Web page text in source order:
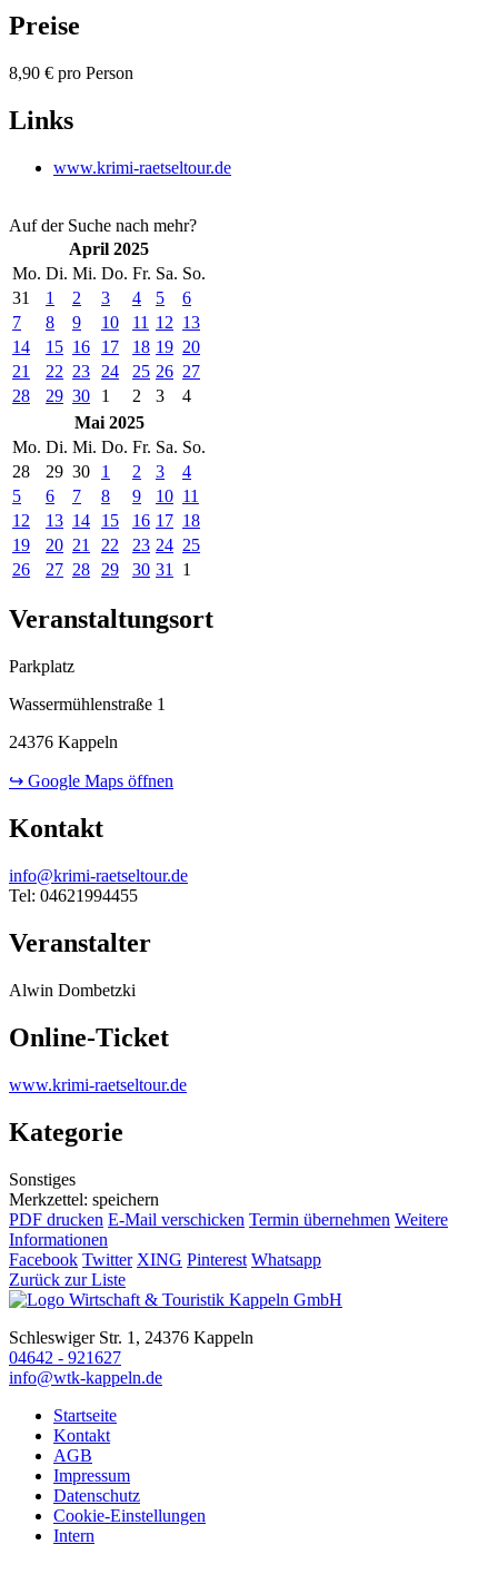
Preise
8,90 € pro Person
Links
www.krimi-raetseltour.de
Auf der Suche nach mehr?
April 2025
Mo. Di. Mi. Do. Fr. Sa. So.
31
1 2 3 4 5
6
7
8 9 10 11 12 13
14
15 16 17 18 19 20
21
22 23 24 25 26 27
28
29 30 1 2 3
4
Mai 2025
Mo. Di. Mi. Do. Fr. Sa. So.
28
29 30 1 2 3
4
5
6 7 8 9 10 11
12
13 14 15 16 17 18
19
20 21 22 23 24 25
26
27 28 29 30 31 1
Veranstaltungsort
Parkplatz
Wassermühlenstraße 1
24376 Kappeln
↪ Google Maps öffnen
Kontakt
info@krimi-raetseltour.de
Tel: 04621994455
Veranstalter
Alwin Dombetzki
Online-Ticket
www.krimi-raetseltour.de
Kategorie
Sonstiges
Merkzettel: speichern
PDF drucken E-Mail verschicken Termin übernehmen Weitere
Informationen
Facebook Twitter XING Pinterest Whatsapp
Zurück zur Liste
Schleswiger Str. 1, 24376 Kappeln
04642 - 921627
info@wtk-kappeln.de
Startseite
Kontakt
AGB
Impressum
Datenschutz
Cookie-Einstellungen
Intern